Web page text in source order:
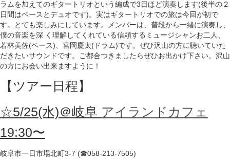
ラムを加えてのギタートリオという編成で3日ほど演奏します(後半の２
日間はベースとデュオです)。実はギタートリオでの旅は今回が初で
す。とても楽しみにしています。メンバーは、普段から一緒に演奏し、
僕の音楽を深 く理解してくれている信頼するミュージシャンお二人、
若林美佐(ベース)、宮岡慶太(ドラム)です。ぜひ沢山の方に聴いていた
だきたいサウンドです。ご都合つきましたらぜひお出かけ下さい。沢山
の方にお会い出来ますように！
【ツアー日程】
☆5/25(水)＠岐阜 アイランドカフェ
19:30〜
岐阜市一日市場北町3-7 (☎058-213-7505)